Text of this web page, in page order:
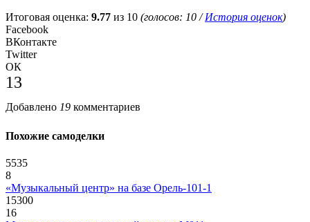
Итоговая оценка: 9.77 из 10 (голосов: 10 /История оценок)
Facebook
ВКонтакте
Twitter
ОК
13
Добавлено 19 комментариев
Похожие самоделки
5535
8
«Музыкальный центр» на базе Орель-101-1
15300
16